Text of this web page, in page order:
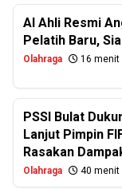
Al Ahli Resmi
Pelatih Baru,
Olahraga 16 menit
PSSI Bulat
Lanjut Pimpin
Rasakan
Olahraga 40 menit